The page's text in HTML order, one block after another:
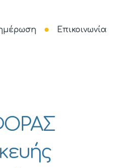
Επικοινωνία